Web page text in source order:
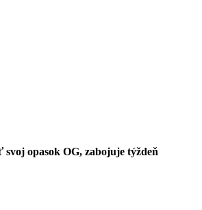
opasok OG, zabojuje týždeň